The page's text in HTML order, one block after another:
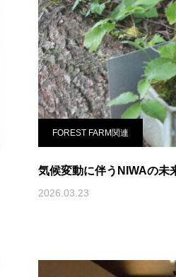
FOREST FARM関連
気候変動に伴うNIWAの未
2026.03.23